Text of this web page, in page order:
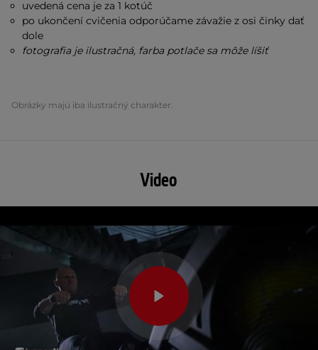
uvedená cena je za 1 kotúč
po ukončení cvičenia odporúčame závažie z osi činky dať
dole
fotografia je ilustračná, farba potlače sa môže líšiť
Obrázky majú iba ilustračný charakter.
Video